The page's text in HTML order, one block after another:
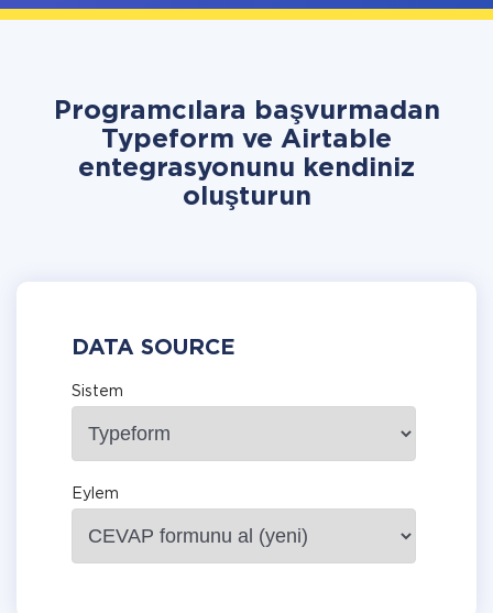
Programcılara başvurmadan
Typeform ve Airtable
entegrasyonunu kendiniz
oluşturun
DATA SOURCE
Sistem
Eylem